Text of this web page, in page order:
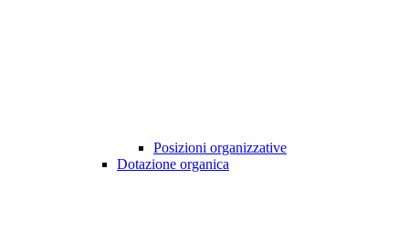
Posizioni organizzative
Dotazione organica